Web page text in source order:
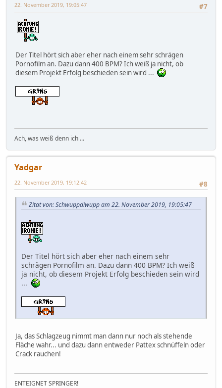
#7
22. November 2019, 19:05:47
Der Titel hört sich aber eher nach einem sehr schrägen
Pornofilm an. Dazu dann 400 BPM? Ich weiß ja nicht, ob
diesem Projekt Erfolg beschieden sein wird ...
Ach, was weiß denn ich ...
Yadgar
#8
22. November 2019, 19:12:42
Zitat von: Schwuppdiwupp am 22. November 2019, 19:05:47
Der Titel hört sich aber eher nach einem sehr
schrägen Pornofilm an. Dazu dann 400 BPM? Ich weiß
ja nicht, ob diesem Projekt Erfolg beschieden sein wird
...
Ja, das Schlagzeug nimmt man dann nur noch als stehende
Fläche wahr... und dazu dann entweder Pattex schnüffeln oder
Crack rauchen!
ENTEIGNET SPRINGER!